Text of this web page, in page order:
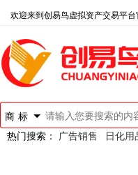
欢迎来到创易鸟虚拟资产交易平台
商标
热门搜索： 广告销售 日化用